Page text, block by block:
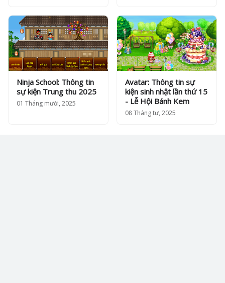
Ninja School: Thông tin
sự kiện Trung thu 2025
01 Tháng mười, 2025
Avatar: Thông tin sự
kiện sinh nhật lần thứ 15
- Lễ Hội Bánh Kem
08 Tháng tư, 2025